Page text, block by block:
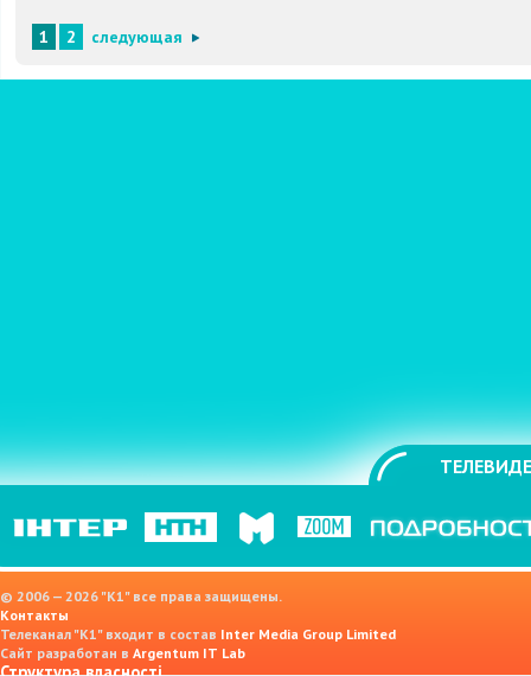
1 2 следующая
© 2006 — 2026 "K1" все права защищены.
Контакты
Телеканал "К1" входит в состав Inter Media Group Limited
Сайт разработан в Argentum IT Lab